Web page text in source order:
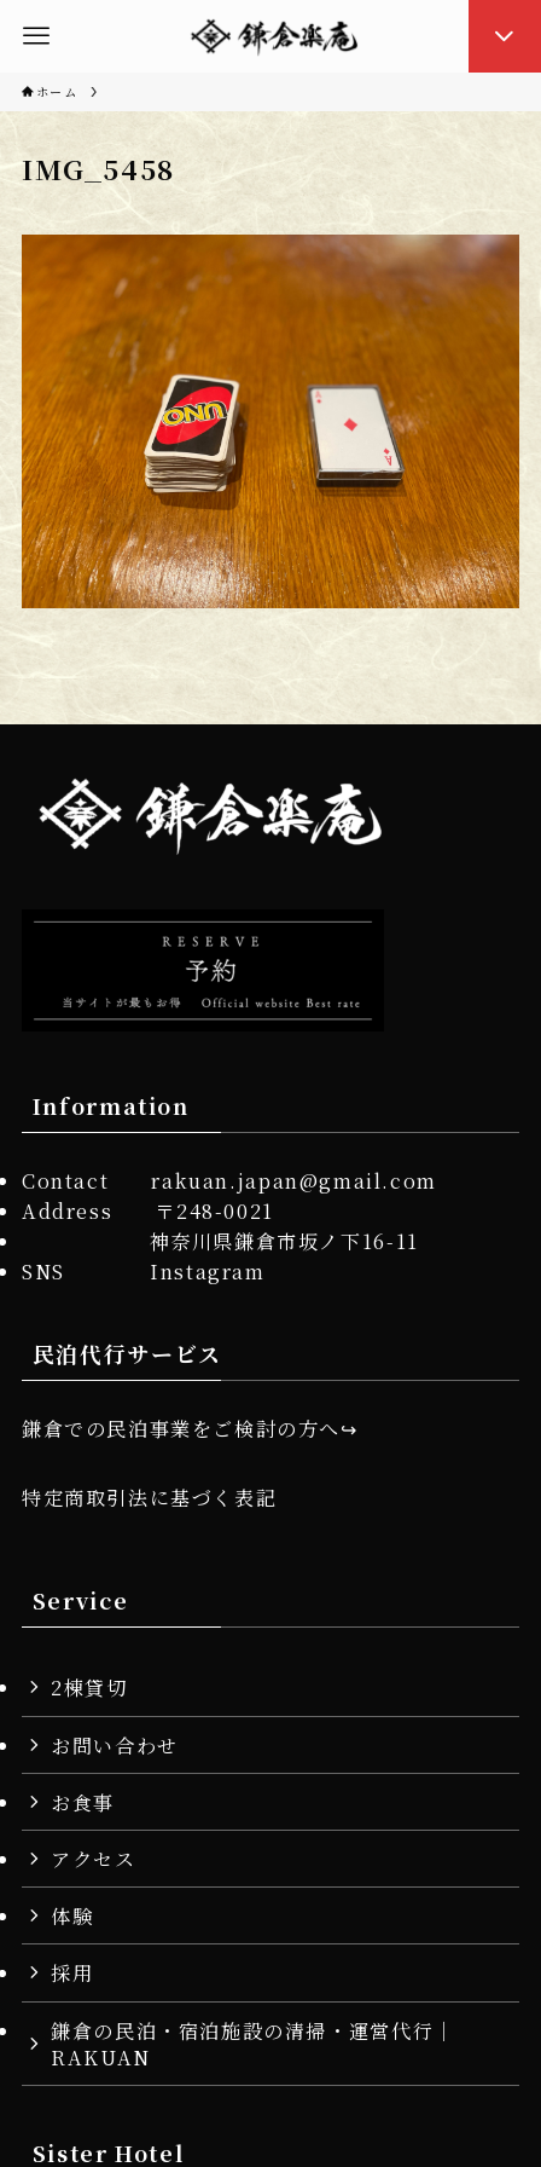
ホーム
IMG_5458
Information
Contact rakuan.japan@gmail.com
Address 〒248-0021
神奈川県鎌倉市坂ノ下16-11
SNS Instagram
民泊代行サービス
鎌倉での民泊事業をご検討の方へ↪︎
特定商取引法に基づく表記
Service
2棟貸切
お問い合わせ
お食事
アクセス
体験
採用
鎌倉の民泊・宿泊施設の清掃・運営代行｜
RAKUAN
Sister Hotel